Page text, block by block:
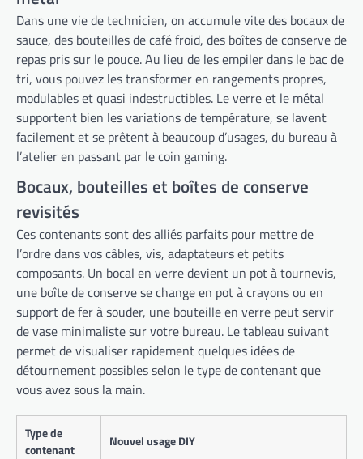
Dans une vie de technicien, on accumule vite des bocaux de
sauce, des bouteilles de café froid, des boîtes de conserve de
repas pris sur le pouce. Au lieu de les empiler dans le bac de
tri, vous pouvez les transformer en rangements propres,
modulables et quasi indestructibles. Le verre et le métal
supportent bien les variations de température, se lavent
facilement et se prêtent à beaucoup d’usages, du bureau à
l’atelier en passant par le coin gaming.
Bocaux, bouteilles et boîtes de conserve
revisités
Ces contenants sont des alliés parfaits pour mettre de
l’ordre dans vos câbles, vis, adaptateurs et petits
composants. Un bocal en verre devient un pot à tournevis,
une boîte de conserve se change en pot à crayons ou en
support de fer à souder, une bouteille en verre peut servir
de vase minimaliste sur votre bureau. Le tableau suivant
permet de visualiser rapidement quelques idées de
détournement possibles selon le type de contenant que
vous avez sous la main.
Type de
contenant
Nouvel usage DIY